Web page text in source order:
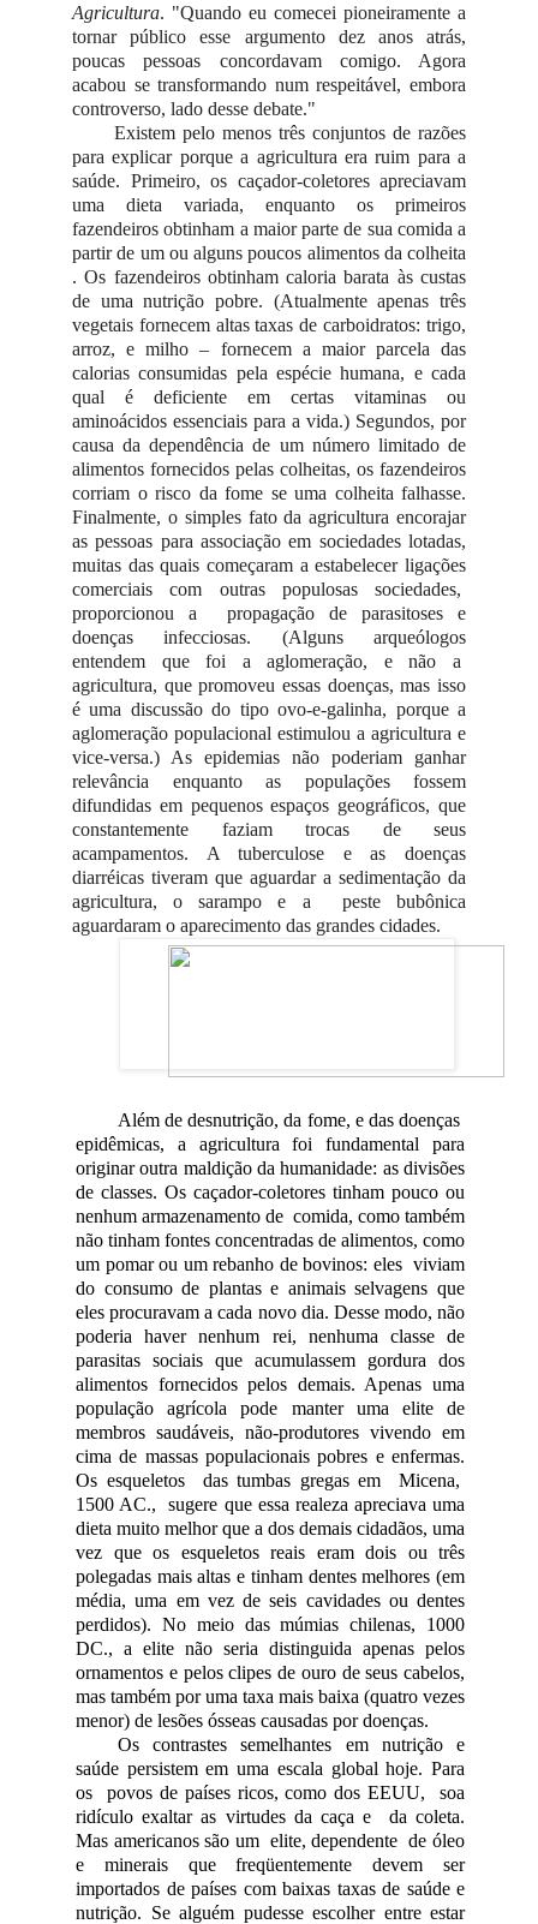
Agricultura. "Quando eu comecei pioneiramente a
tornar público esse argumento dez anos atrás,
poucas pessoas concordavam comigo. Agora
acabou se transformando num respeitável, embora
controverso, lado desse debate."
Existem pelo menos três conjuntos de razões
para explicar porque a agricultura era ruim para a
saúde. Primeiro, os caçador-coletores apreciavam
uma dieta variada, enquanto os primeiros
fazendeiros obtinham a maior parte de sua comida a
partir de um ou alguns poucos alimentos da colheita
. Os fazendeiros obtinham caloria barata às custas
de uma nutrição pobre. (Atualmente apenas três
vegetais fornecem altas taxas de carboidratos: trigo,
arroz, e milho – fornecem a maior parcela das
calorias consumidas pela espécie humana, e cada
qual é deficiente em certas vitaminas ou
aminoácidos essenciais para a vida.) Segundos, por
causa da dependência de um número limitado de
alimentos fornecidos pelas colheitas, os fazendeiros
corriam o risco da fome se uma colheita falhasse.
Finalmente, o simples fato da agricultura encorajar
as pessoas para associação em sociedades lotadas,
muitas das quais começaram a estabelecer ligações
comerciais com outras populosas sociedades,
proporcionou a propagação de parasitoses e
doenças infecciosas. (Alguns arqueólogos
entendem que foi a aglomeração, e não a
agricultura, que promoveu essas doenças, mas isso
é uma discussão do tipo ovo-e-galinha, porque a
aglomeração populacional estimulou a agricultura e
vice-versa.) As epidemias não poderiam ganhar
relevância enquanto as populações fossem
difundidas em pequenos espaços geográficos, que
constantemente faziam trocas de seus
acampamentos. A tuberculose e as doenças
diarréicas tiveram que aguardar a sedimentação da
agricultura, o sarampo e a peste bubônica
aguardaram o aparecimento das grandes cidades.
Além de desnutrição, da fome, e das doenças
epidêmicas, a agricultura foi fundamental para
originar outra maldição da humanidade: as divisões
de classes. Os caçador-coletores tinham pouco ou
nenhum armazenamento de comida, como também
não tinham fontes concentradas de alimentos, como
um pomar ou um rebanho de bovinos: eles viviam
do consumo de plantas e animais selvagens que
eles procuravam a cada novo dia. Desse modo, não
poderia haver nenhum rei, nenhuma classe de
parasitas sociais que acumulassem gordura dos
alimentos fornecidos pelos demais. Apenas uma
população agrícola pode manter uma elite de
membros saudáveis, não-produtores vivendo em
cima de massas populacionais pobres e enfermas.
Os esqueletos das tumbas gregas em Micena,
1500 AC., sugere que essa realeza apreciava uma
dieta muito melhor que a dos demais cidadãos, uma
vez que os esqueletos reais eram dois ou três
polegadas mais altas e tinham dentes melhores (em
média, uma em vez de seis cavidades ou dentes
perdidos). No meio das múmias chilenas, 1000
DC., a elite não seria distinguida apenas pelos
ornamentos e pelos clipes de ouro de seus cabelos,
mas também por uma taxa mais baixa (quatro vezes
menor) de lesões ósseas causadas por doenças.
Os contrastes semelhantes em nutrição e
saúde persistem em uma escala global hoje. Para
os povos de países ricos, como dos EEUU, soa
ridículo exaltar as virtudes da caça e da coleta.
Mas americanos são um elite, dependente de óleo
e minerais que freqüentemente devem ser
importados de países com baixas taxas de saúde e
nutrição. Se alguém pudesse escolher entre estar